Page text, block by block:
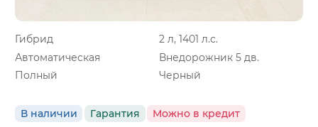
Гибрид
2 л, 1401 л.с.
Автоматическая
Внедорожник 5 дв.
Полный
Черный
В наличии Гарантия Можно в кредит